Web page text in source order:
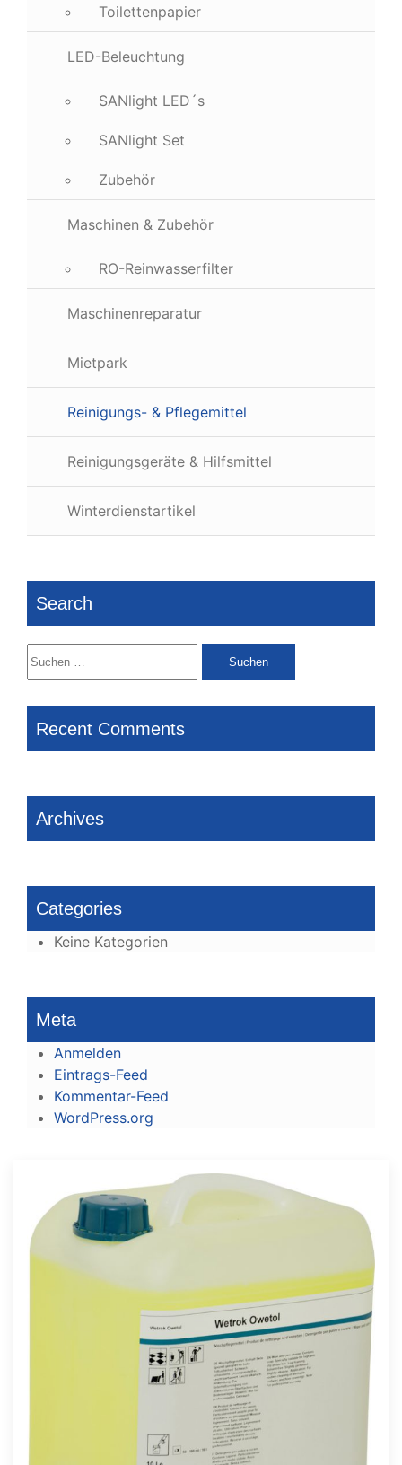
Toilettenpapier
LED-Beleuchtung
SANlight LED´s
SANlight Set
Zubehör
Maschinen & Zubehör
RO-Reinwasserfilter
Maschinenreparatur
Mietpark
Reinigungs- & Pflegemittel
Reinigungsgeräte & Hilfsmittel
Winterdienstartikel
Search
Suchen
nach:
Recent Comments
Archives
Categories
Keine Kategorien
Meta
Anmelden
Eintrags-Feed
Kommentar-Feed
WordPress.org